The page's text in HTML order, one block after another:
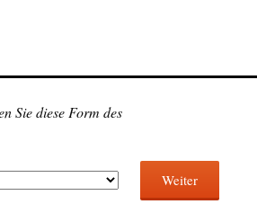
Sie diese Form des
Weiter